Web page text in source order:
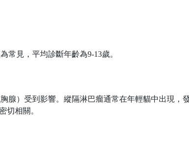
常見，平均診斷年齡為9-13歲。
腺）受到影響。縱隔淋巴瘤通常在年輕貓中出現，
切相關。